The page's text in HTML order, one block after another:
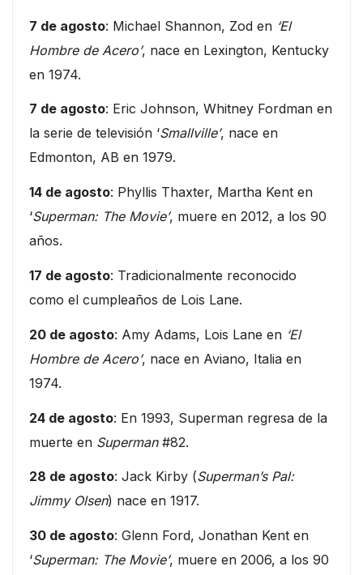
7 de agosto: Michael Shannon, Zod en ‘El
Hombre de Acero’, nace en Lexington, Kentucky
en 1974.
7 de agosto: Eric Johnson, Whitney Fordman en
la serie de televisión ‘Smallville’, nace en
Edmonton, AB en 1979.
14 de agosto: Phyllis Thaxter, Martha Kent en
‘Superman: The Movie’, muere en 2012, a los 90
años.
17 de agosto: Tradicionalmente reconocido
como el cumpleaños de Lois Lane.
20 de agosto: Amy Adams, Lois Lane en ‘El
Hombre de Acero’, nace en Aviano, Italia en
1974.
24 de agosto: En 1993, Superman regresa de la
muerte en Superman#82.
28 de agosto: Jack Kirby (Superman’s Pal:
Jimmy Olsen) nace en 1917.
30 de agosto: Glenn Ford, Jonathan Kent en
‘Superman: The Movie’, muere en 2006, a los 90